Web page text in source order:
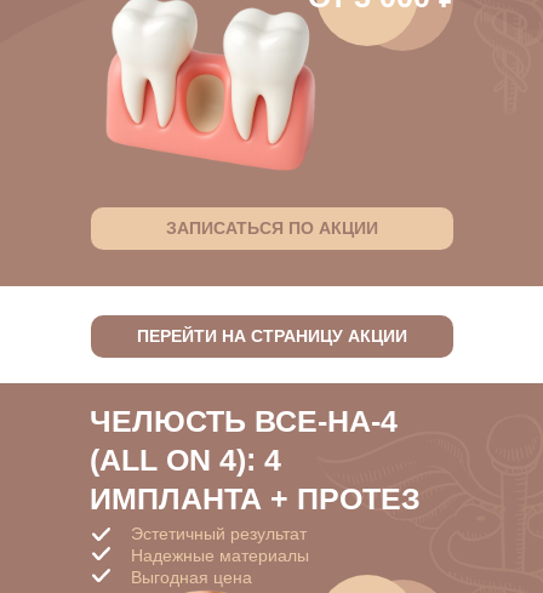
ЗАПИСАТЬСЯ ПО АКЦИИ
ПЕРЕЙТИ НА СТРАНИЦУ АКЦИИ
ЧЕЛЮСТЬ ВСЕ-НА-4
(ALL ON 4): 4
ИМПЛАНТА + ПРОТЕЗ
Эстетичный результат
Надежные материалы
Выгодная цена